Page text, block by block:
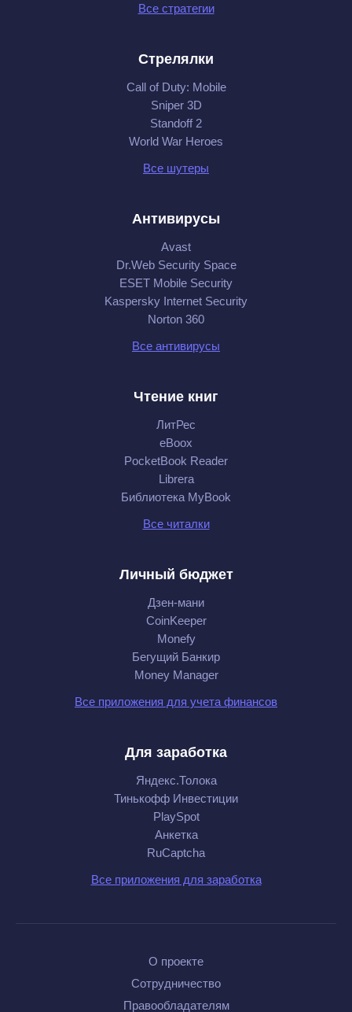
Все стратегии
Стрелялки
Call of Duty: Mobile
Sniper 3D
Standoff 2
World War Heroes
Все шутеры
Антивирусы
Avast
Dr.Web Security Space
ESET Mobile Security
Kaspersky Internet Security
Norton 360
Все антивирусы
Чтение книг
ЛитРес
eBoox
PocketBook Reader
Librera
Библиотека MyBook
Все читалки
Личный бюджет
Дзен-мани
CoinKeeper
Monefy
Бегущий Банкир
Money Manager
Все приложения для учета финансов
Для заработка
Яндекс.Толока
Тинькофф Инвестиции
PlaySpot
Анкетка
RuCaptcha
Все приложения для заработка
О проекте
Сотрудничество
Правообладателям